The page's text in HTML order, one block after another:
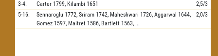
3-4.
Carter 1799, Kilambi 1651
2,5/3
5-16.
Sennaroglu 1772, Sriram 1742, Maheshwari 1726, Aggarwal 1644,
Gomez 1597, Maitret 1586, Bartlett 1563, ...
2,0/3